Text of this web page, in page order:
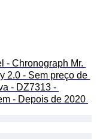
- Chronograph Mr.
2.0 - Sem preço de
- DZ7313 -
- Depois de 2020